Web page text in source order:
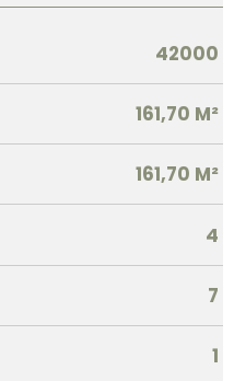
42000
161,70 M²
161,70 M²
4
7
1